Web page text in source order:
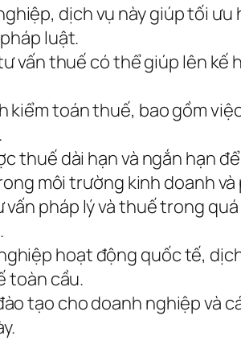
dịch vụ này giúp tối
luật.
vấn thuế có thể giúp lên kế
kiểm toán thuế, bao gồm
thuế dài hạn và ngắn hạn
môi trường kinh doanh và
vấn pháp lý và thuế trong
hoạt động quốc tế,
toàn cầu.
tạo cho doanh nghiệp và